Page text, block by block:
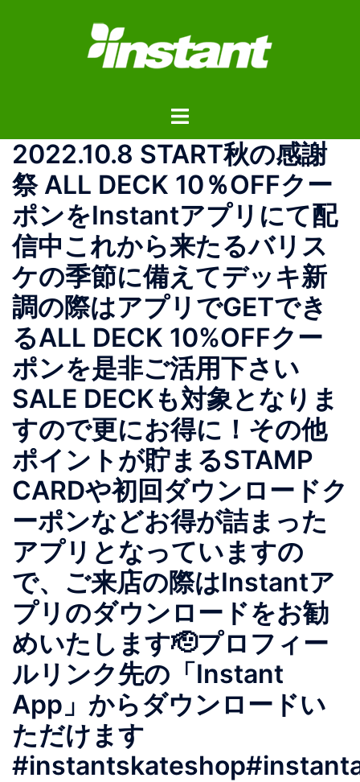
ス
ト
ル
メ
ニ
ュ
ー
2022.10.8 START秋の感謝
祭 ALL DECK 10％OFFクー
ポンをInstantアプリにて配
信中これから来たるバリス
ケの季節に備えてデッキ新
調の際はアプリでGETでき
るALL DECK 10%OFFクー
ポンを是非ご活用下さい
SALE DECKも対象となりま
すので更にお得に！その他
ポイントが貯まるSTAMP
CARDや初回ダウンロードク
ーポンなどお得が詰まった
アプリとなっていますの
で、ご来店の際はInstantア
プリのダウンロードをお勧
めいたします🫡プロフィー
ルリンク先の「Instant
App」からダウンロードい
ただけます